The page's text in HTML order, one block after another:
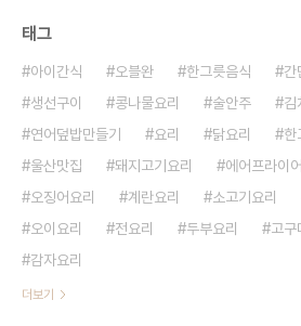
태그
아이간식 오블완 한그릇음식 간
생선구이
콩나물요리 술안주 김
연어덮밥만들기
요리 닭요리 한
울산맛집
돼지고기요리 에어프라이
오징어요리
계란요리 소고기요리
오이요리
전요리 두부요리 고구
감자요리
더보기